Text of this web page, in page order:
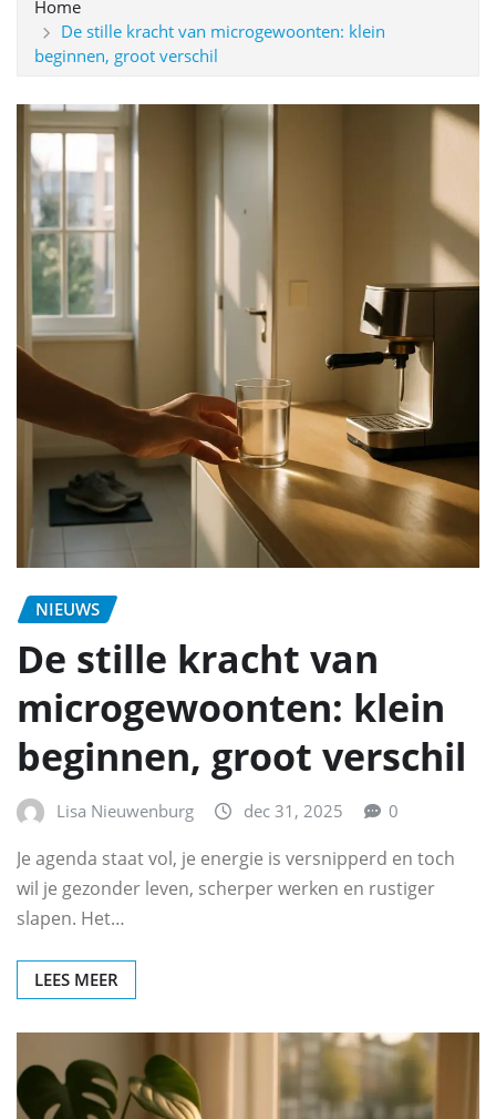
Home
De stille kracht van microgewoonten: klein
beginnen, groot verschil
NIEUWS
De stille kracht van
microgewoonten: klein
beginnen, groot verschil
Lisa Nieuwenburg dec 31, 2025 0
Je agenda staat vol, je energie is versnipperd en toch
wil je gezonder leven, scherper werken en rustiger
slapen. Het…
LEES MEER